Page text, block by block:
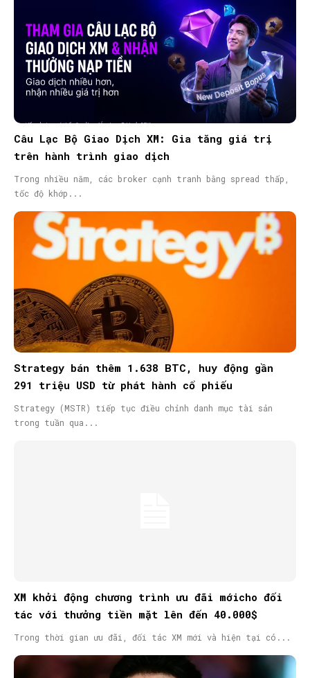
Câu Lạc Bộ Giao Dịch XM: Gia tăng giá trị
trên hành trình giao dịch
Trong nhiều năm, các broker cạnh tranh bằng spread thấp,
tốc độ khớp...
Strategy bán thêm 1.638 BTC, huy động gần
291 triệu USD từ phát hành cổ phiếu
Strategy (MSTR) tiếp tục điều chỉnh danh mục tài sản
trong tuần qua...
XM khởi động chương trình ưu đãi mớicho đối
tác với thưởng tiền mặt lên đến 40.000$
Trong thời gian ưu đãi, đối tác XM mới và hiện tại có...